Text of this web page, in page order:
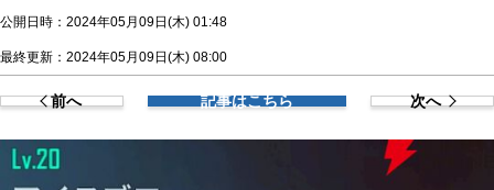
公開日時：2024年05月09日(木) 01:48
最終更新：2024年05月09日(木) 08:00
前へ 記事はこちら 次へ